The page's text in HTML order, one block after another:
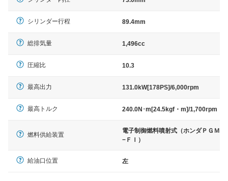
シリンダー行程 89.4mm
総排気量 1,496cc
圧縮比 10.3
最高出力 131.0kW[178PS]/6,000rpm
最高トルク 240.0N･m[24.5kgf・m]/1,700rpm
燃料供給装置
電子制御燃料噴射式（ホンダＰＧＭ
−ＦＩ）
給油口位置 左